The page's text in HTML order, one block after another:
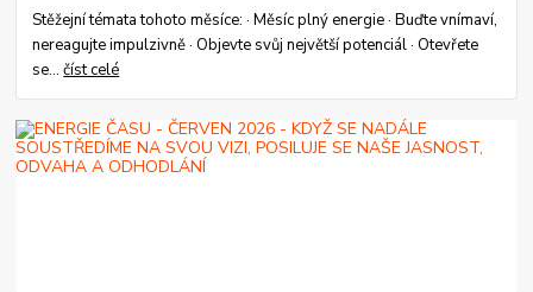
Stěžejní témata tohoto měsíce: · Měsíc plný energie · Buďte vnímaví,
nereagujte impulzivně · Objevte svůj největší potenciál · Otevřete
se...číst celé